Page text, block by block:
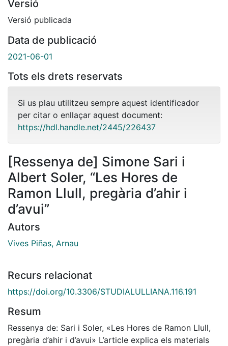
Versió
Versió publicada
Data de publicació
2021-06-01
Tots els drets reservats
Si us plau utilitzeu sempre aquest identificador
per citar o enllaçar aquest document:
https://hdl.handle.net/2445/226437
[Ressenya de] Simone Sari i
Albert Soler, “Les Hores de
Ramon Llull, pregària d’ahir i
d’avui”
Autors
Vives Piñas, Arnau
Recurs relacionat
https://doi.org/10.3306/STUDIALULLIANA.116.191
Resum
Ressenya de: Sari i Soler, «Les Hores de Ramon Llull,
pregària d’ahir i d’avui» L’article explica els materials